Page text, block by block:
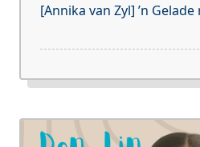
[Annika van Zyl] ’n